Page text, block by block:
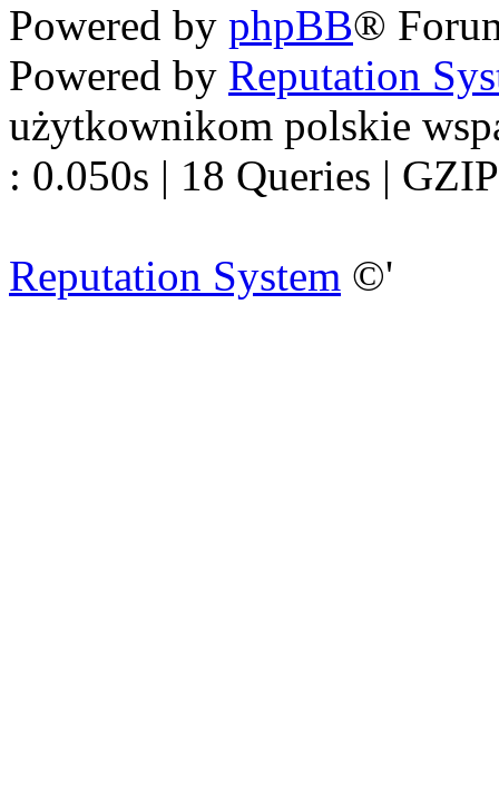
Powered by phpBB®
Powered by Reputation
użytkownikom polskie
: 0.050s | 18 Queries |
Reputation System ©'